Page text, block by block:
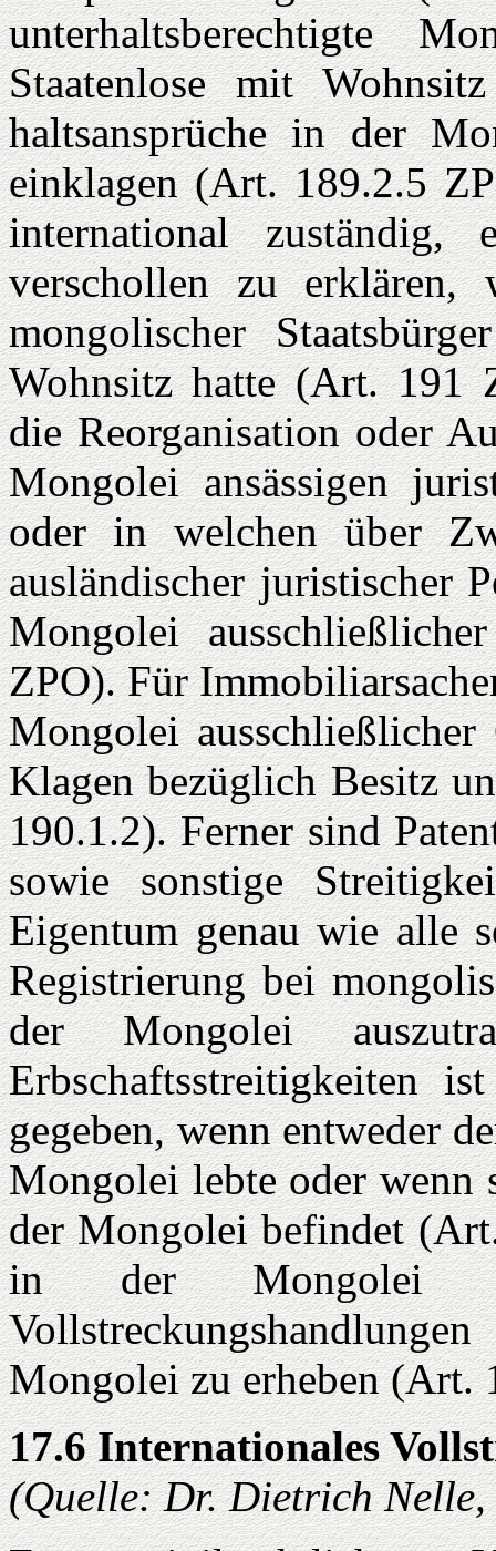
unterhaltsberech­tigte
Staatenlose mit
haltsansprüche in der
einklagen (Art. 189.2.5
international
verschollen zu erklären,
mongolischer
Wohnsitz hatte (Art. 191
die Reorganisation oder
Mongolei an­sässigen
oder in welchen über
ausländischer juristischer
Mongolei
ZPO). Für
Mongolei
Klagen bezüglich Besitz
190.1.2). Ferner sind
sowie sonstige
Eigentum genau wie alle
Registrierung bei
der Mongolei
Erbschaftsstreitigkeiten
gegeben, wenn entweder
Mongolei lebte oder wenn
der Mongolei befindet
in der Mongolei
Mongolei zu erheben (Art.
17.6 Internationales
(Quelle: Dr. Dietrich